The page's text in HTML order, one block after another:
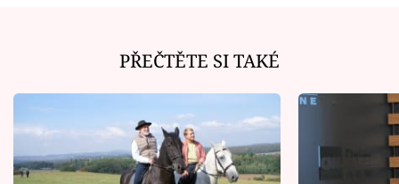
Sledujte nás
PŘEČTĚTE SI TAKÉ